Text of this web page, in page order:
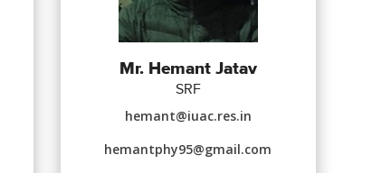
Mr. Hemant Jatav
SRF
hemant@iuac.res.in
hemantphy95@gmail.com